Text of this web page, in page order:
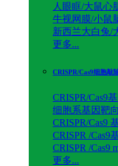
人眼眶/大鼠心
牛视网膜/小鼠
新西兰大白兔/
更多...
CRISPR/Cas9细胞敲
CRISPR/Cas9
细胞系基因靶
CRISPR/Cas9
CRISPR /Cas9
CRISPR /Cas9
更多...